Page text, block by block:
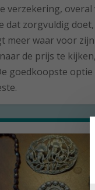
verzekering, overal
dat zorgvuldig
meer waar voor
de prijs te
goedkoopste